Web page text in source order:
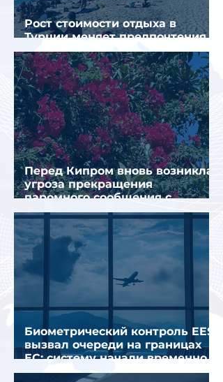
Рост стоимости отдыха в
Турции меняет предпочтения
туристов
Перед Кипром вновь возникла
угроза прекращения
паромного сообщения с
Грецией
Биометрический контроль EES
вызвал очереди на границах
ЕС: систему начали временно
отключать